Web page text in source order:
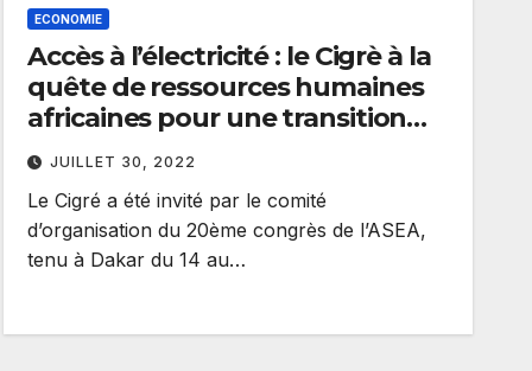
ECONOMIE
Accès à l’électricité : le Cigrè à la
quête de ressources humaines
africaines pour une transition
énergétique réussie
JUILLET 30, 2022
Le Cigré a été invité par le comité
d’organisation du 20ème congrès de l’ASEA,
tenu à Dakar du 14 au…